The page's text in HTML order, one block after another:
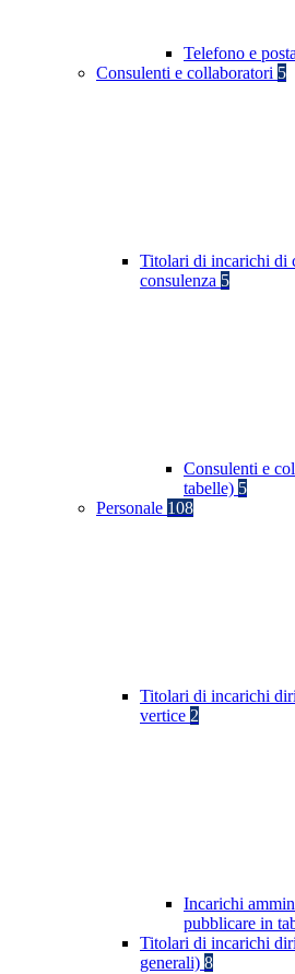
Telefono e
Consulenti e collaboratori 5
Titolari di incarichi di
consulenza 5
Consulenti e
tabelle) 5
Personale 108
Titolari di incarichi
vertice 2
Incarichi
pubblicare in
Titolari di incarichi
generali) 8